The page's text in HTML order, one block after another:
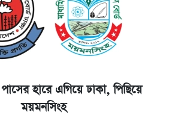
হারে এগিয়ে ঢাকা, পিছিয়ে
ময়মনসিংহ